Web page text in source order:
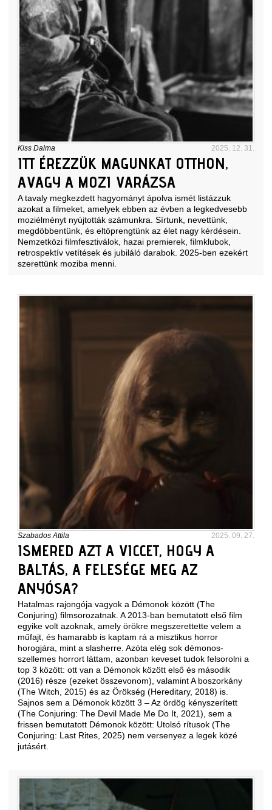
Kiss Dalma 2025. 12. 31.
ITT ÉREZZÜK MAGUNKAT OTTHON,
AVAGY A MOZI VARÁZSA
A tavaly megkezdett hagyományt ápolva ismét listázzuk
azokat a filmeket, amelyek ebben az évben a legkedvesebb
moziélményt nyújtották számunkra. Sírtunk, nevettünk,
megdöbbentünk, és eltöprengtünk az élet nagy kérdésein.
Nemzetközi filmfesztiválok, hazai premierek, filmklubok,
retrospektív vetítések és jubiláló darabok. 2025-ben ezekért
szerettünk moziba menni.
Szabados Attila 2025. 09. 27.
ISMERED AZT A VICCET, HOGY A
BALTÁS, A FELESÉGE MEG AZ
ANYÓSA?
Hatalmas rajongója vagyok a Démonok között (The
Conjuring) filmsorozatnak. A 2013-ban bemutatott első film
egyike volt azoknak, amely örökre megszerettette velem a
műfajt, és hamarabb is kaptam rá a misztikus horror
horogjára, mint a slasherre. Azóta elég sok démonos-
szellemes horrort láttam, azonban keveset tudok felsorolni a
top 3 között: ott van a Démonok között első és második
(2016) része (ezeket összevonom), valamint A boszorkány
(The Witch, 2015) és az Örökség (Hereditary, 2018) is.
Sajnos sem a Démonok között 3 – Az ördög kényszerített
(The Conjuring: The Devil Made Me Do It, 2021), sem a
frissen bemutatott Démonok között: Utolsó rítusok (The
Conjuring: Last Rites, 2025) nem versenyez a legek közé
jutásért.